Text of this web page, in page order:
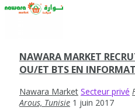
NAWARA MARKET
OU/ET BTS EN
Nawara Market Secteur privé
Arous, Tunisie 1 juin 2017